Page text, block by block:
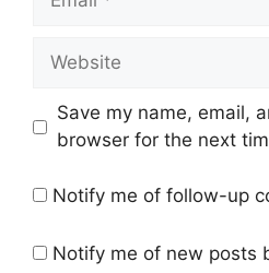
Website
Save my name, email,
browser for the next
Notify me of follow-up
Notify me of new posts